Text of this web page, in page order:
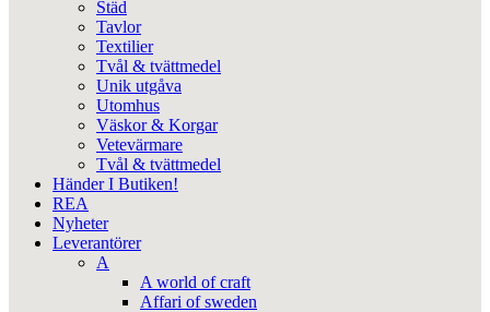
Städ
Tavlor
Textilier
Tvål & tvättmedel
Unik utgåva
Utomhus
Väskor & Korgar
Vetevärmare
Tvål & tvättmedel
Händer I Butiken!
REA
Nyheter
Leverantörer
A
A world of craft
Affari of sweden